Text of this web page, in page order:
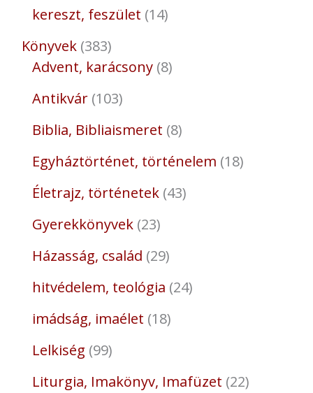
kereszt, feszület 14
Könyvek 383
Advent, karácsony 8
Antikvár 103
Biblia, Bibliaismeret 8
Egyháztörténet, történelem 18
Életrajz, történetek 43
Gyerekkönyvek 23
Házasság, család 29
hitvédelem, teológia 24
imádság, imaélet 18
Lelkiség 99
Liturgia, Imakönyv, Imafüzet 22